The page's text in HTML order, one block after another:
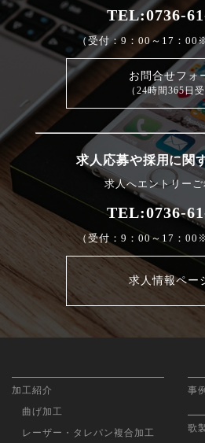
TEL:0736-
（受付：9：00～17：
お問合せフォ
（24時間365日
求人応募や採用に関
求人へエントリー
TEL:0736-
（受付：9：00～17：
求人情報ペー
加工紹介
曲げ加工
レーザー・タレパン複合加工
事
歌